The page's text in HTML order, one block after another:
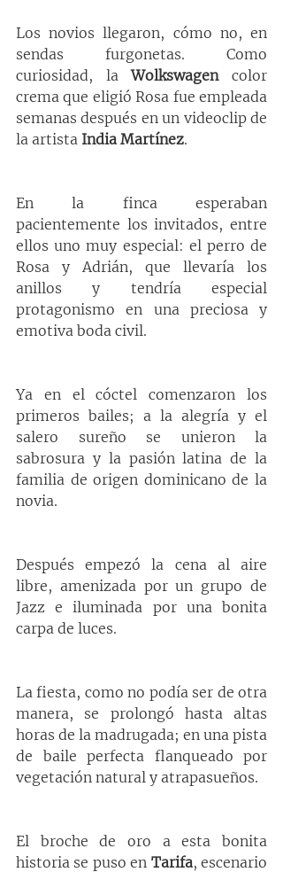
Los novios llegaron, cómo no, en
sendas furgonetas. Como
curiosidad, la Wolkswagen color
crema que eligió Rosa fue empleada
semanas después en un videoclip de
la artista India Martínez.
En la finca esperaban
pacientemente los invitados, entre
ellos uno muy especial: el perro de
Rosa y Adrián, que llevaría los
anillos y tendría especial
protagonismo en una preciosa y
emotiva boda civil.
Ya en el cóctel comenzaron los
primeros bailes; a la alegría y el
salero sureño se unieron la
sabrosura y la pasión latina de la
familia de origen dominicano de la
novia.
Después empezó la cena al aire
libre, amenizada por un grupo de
Jazz e iluminada por una bonita
carpa de luces.
La fiesta, como no podía ser de otra
manera, se prolongó hasta altas
horas de la madrugada; en una pista
de baile perfecta flanqueado por
vegetación natural y atrapasueños.
El broche de oro a esta bonita
historia se puso en Tarifa, escenario